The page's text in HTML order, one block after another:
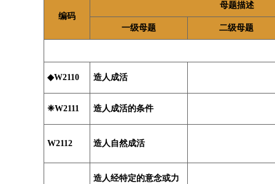
编码
母题描述
一级母题 二级母题
◆W2110 造人成活
❈W2111 造人成活的条件
W2112 造人自然成活
造人经特定的意念或力